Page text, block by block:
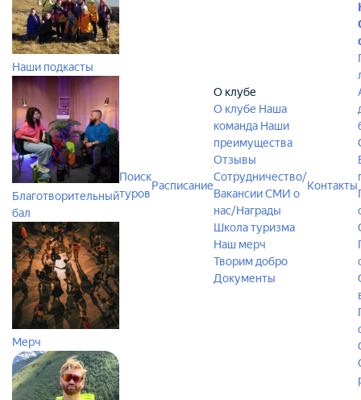
Наши подкасты
Благотворительный
бал
Мерч
Поиск
туров
Расписание
О клубе
О клубе Наша
команда Наши
преимущества
Отзывы
Сотрудничество/
ВакансииСМИ о
нас/Награды
Школа туризма
Наш мерч
Творим добро
Документы
Контакты